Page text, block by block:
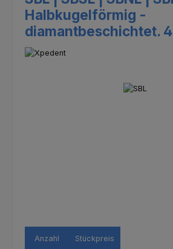
Halbkugelförmig -
diamantbeschichtet.
Anzahl Stückpreis